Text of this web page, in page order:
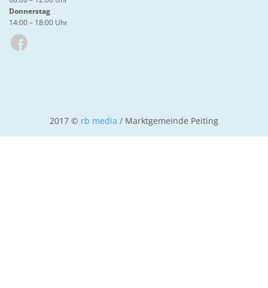
Donnerstag
14:00 – 18:00 Uhr
2017 © rb media / Marktgemeinde Peiting